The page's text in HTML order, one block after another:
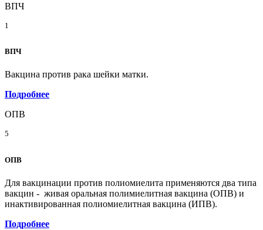
ВПЧ
1
ВПЧ
Вакцина против рака шейки матки.
Подробнее
ОПВ
5
ОПВ
Для вакцинации против полиомиелита применяются два типа
вакцин - живая оральная полимиелитная вакцина (ОПВ) и
инактивированная полиомиелитная вакцина (ИПВ).
Подробнее